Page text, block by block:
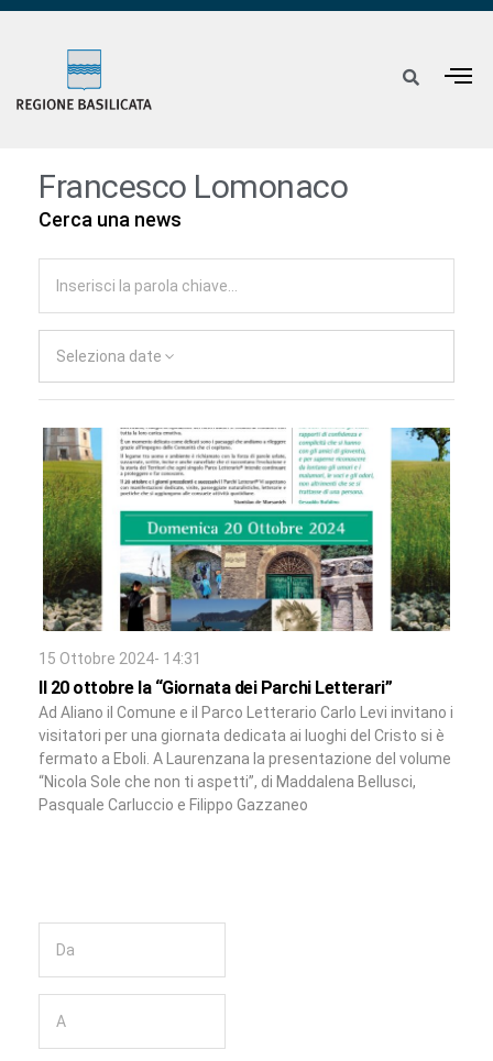
Francesco Lomonaco
Cerca una news
Seleziona date
15 Ottobre 2024- 14:31
Il 20 ottobre la “Giornata dei Parchi Letterari”
Ad Aliano il Comune e il Parco Letterario Carlo Levi invitano i
visitatori per una giornata dedicata ai luoghi del Cristo si è
fermato a Eboli. A Laurenzana la presentazione del volume
“Nicola Sole che non ti aspetti”, di Maddalena Bellusci,
Pasquale Carluccio e Filippo Gazzaneo